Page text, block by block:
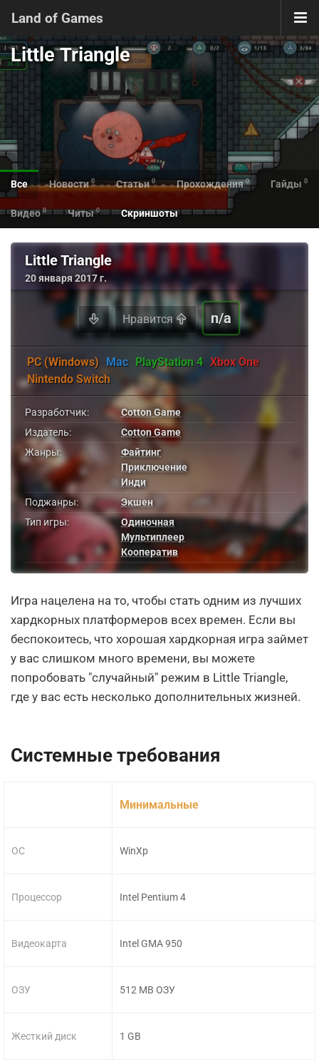
Land of Games
Little Triangle
Все Новости 0 Статьи 0 Прохождения 0 Гайды 0
Видео 0 Читы 0 Скриншоты
Little Triangle
20 января 2017 г.
Нравится n/a
PC (Windows) Mac PlayStation 4 Xbox One
Nintendo Switch
Разработчик:
Cotton Game
Издатель:
Cotton Game
Жанры:
Файтинг
Приключение
Инди
Поджанры:
Экшен
Тип игры:
Одиночная
Мультиплеер
Кооператив
Игра нацелена на то, чтобы стать одним из лучших
хардкорных платформеров всех времен. Если вы
беспокоитесь, что хорошая хардкорная игра займет
у вас слишком много времени, вы можете
попробовать "случайный" режим в Little Triangle,
где у вас есть несколько дополнительных жизней.
Системные требования
ОС
Процессор
Видеокарта
ОЗУ
Жесткий диск
Минимальные
WinXp
Intel Pentium 4
Intel GMA 950
512 MB ОЗУ
1 GB